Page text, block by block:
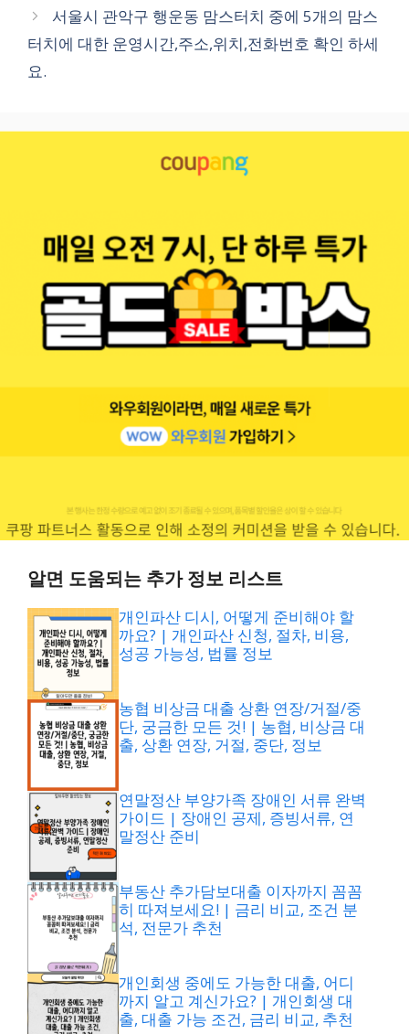
서울시 관악구 행운동 맘스터치 중에 5개의 맘스
터치에 대한 운영시간,주소,위치,전화번호 확인 하세
요.
알면 도움되는 추가 정보 리스트
개인파산 디시, 어떻게 준비해야 할
까요? | 개인파산 신청, 절차, 비용,
성공 가능성, 법률 정보
농협 비상금 대출 상환 연장/거절/중
단, 궁금한 모든 것! | 농협, 비상금 대
출, 상환 연장, 거절, 중단, 정보
연말정산 부양가족 장애인 서류 완벽
가이드 | 장애인 공제, 증빙서류, 연
말정산 준비
부동산 추가담보대출 이자까지 꼼꼼
히 따져보세요! | 금리 비교, 조건 분
석, 전문가 추천
개인회생 중에도 가능한 대출, 어디
까지 알고 계신가요? | 개인회생 대
출, 대출 가능 조건, 금리 비교, 추천